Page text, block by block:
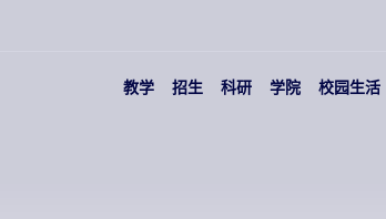
教学 招生 科研 学院 校园生活